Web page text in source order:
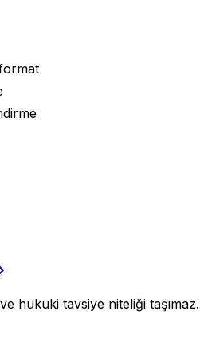
hukuki tavsiye niteliği